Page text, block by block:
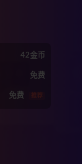
42金币
免费
免费 推荐